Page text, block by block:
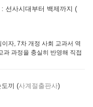
선사시대부터 백제까지 (
자, 7차 개정 사회 교과서 역
과 과정을 충실히 반영해 직접
도끼 (사계절출판사)